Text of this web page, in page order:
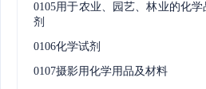
0105用于农业、园艺、林业的化学
剂
0106化学试剂
0107摄影用化学用品及材料